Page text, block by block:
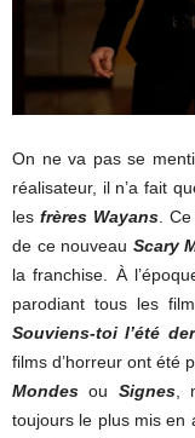
On ne va pas se
réalisateur, il n’a fait
les frères Wayans. Ce
de ce nouveau Scary
la franchise. À
parodiant tous les
Souviens-toi l’été
films d’horreur ont été
Mondesou Signes,
toujours le plus mis en